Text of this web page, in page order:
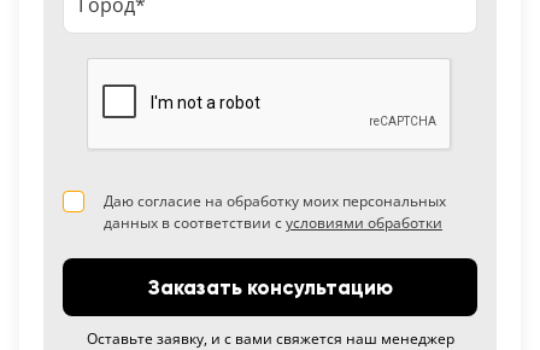
Даю согласие на обработку моих персональных
данных в соответствии сусловиями обработки
Заказать консультацию
Оставьте заявку, и с вами свяжется наш менеджер